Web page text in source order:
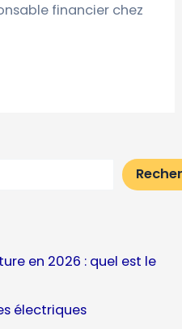
financier chez
en 2026 : quel est le
électriques